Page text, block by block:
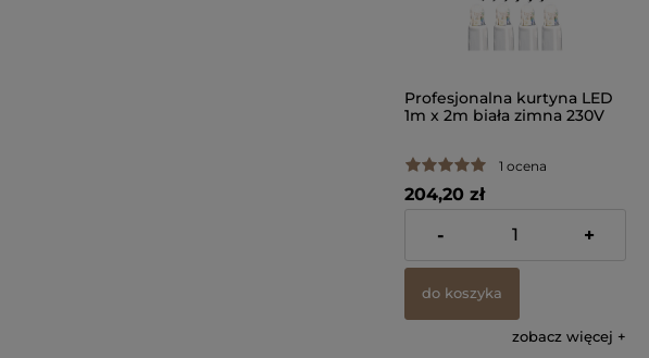
Profesjonalna kurtyna LED
1m x 2m biała zimna 230V
1 ocena
204,20 zł
zawiera 23% VAT, bez kosztów
- +
do koszyka
zobacz więcej